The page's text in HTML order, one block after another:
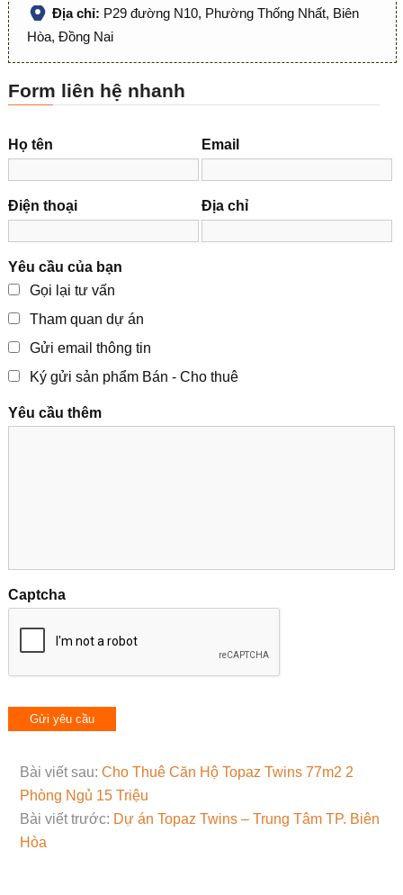
Địa chỉ: P29 đường N10, Phường Thống Nhất, Biên
Hòa, Đồng Nai
Form liên hệ nhanh
Họ tên Email
Điện thoại Địa chỉ
Yêu cầu của bạn
Gọi lại tư vấn
Tham quan dự án
Gửi email thông tin
Ký gửi sản phẩm Bán - Cho thuê
Yêu cầu thêm
Captcha
Bài viết sau: Cho Thuê Căn Hộ Topaz Twins 77m2 2
Phòng Ngủ 15 Triệu
Bài viết trước: Dự án Topaz Twins – Trung Tâm TP. Biên
Hòa